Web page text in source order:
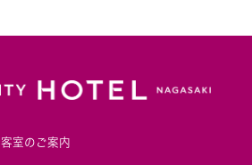
客室のご案内